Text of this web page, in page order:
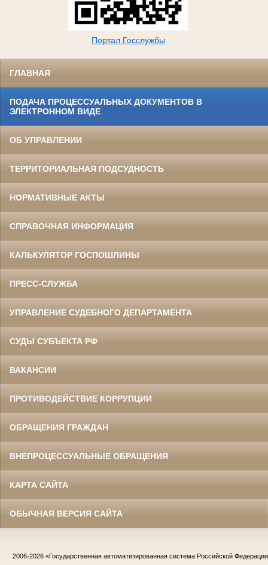
Портал Госслужбы
ГЛАВНАЯ
ПОДАЧА ПРОЦЕССУАЛЬНЫХ ДОКУМЕНТОВ В
ЭЛЕКТРОННОМ ВИДЕ
ОБ УПРАВЛЕНИИ
ТЕРРИТОРИАЛЬНАЯ ПОДСУДНОСТЬ
НОРМАТИВНЫЕ АКТЫ
СПРАВОЧНАЯ ИНФОРМАЦИЯ
КАЛЬКУЛЯТОР ГОСПОШЛИНЫ
ПРЕСС-СЛУЖБА
УПРАВЛЕНИЕ СУДЕБНОГО ДЕПАРТАМЕНТА
СУДЫ СУБЪЕКТА РФ
ВАКАНСИИ
ПРОТИВОДЕЙСТВИЕ КОРРУПЦИИ
ОБРАЩЕНИЯ ГРАЖДАН
ВНЕПРОЦЕССУАЛЬНЫЕ ОБРАЩЕНИЯ
КАРТА САЙТА
ОБЫЧНАЯ ВЕРСИЯ САЙТА
2006-2026 «Государственная автоматизированная система Российской